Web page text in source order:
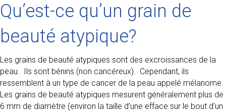
Qu’est-ce qu’un grain de
beauté atypique?
Les grains de beauté atypiques sont des excroissances de la
peau. Ils sont bénins (non cancéreux). Cependant, ils
ressemblent à un type de cancer de la peau appelé mélanome.
Les grains de beauté atypiques mesurent généralement plus de
6 mm de diamètre (environ la taille d’une efface sur le bout d’un